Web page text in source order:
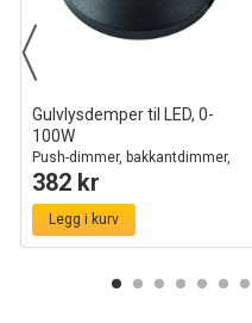
Gulvlysdemper til LED, 0-
100W
Push-dimmer, bakkantdimmer,
sort
382 kr
Legg i kurv